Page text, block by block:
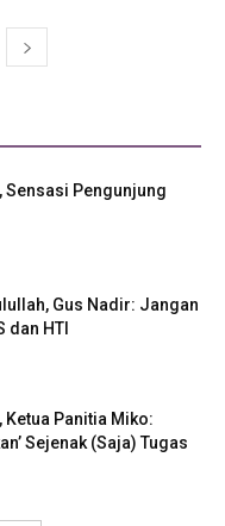
Sensasi Pengunjung
Gus Nadir: Jangan
dan HTI
Ketua Panitia Miko:
Sejenak (Saja) Tugas